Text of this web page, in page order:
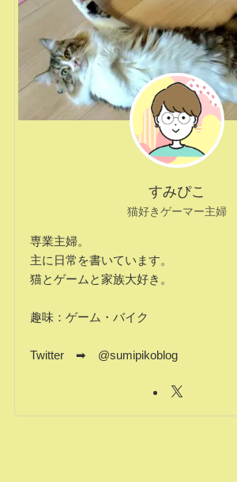
すみぴこ
猫好きゲーマー主婦
専業主婦。
主に日常を書いています。
猫とゲームと家族大好き。
趣味：ゲーム・バイク
Twitter ➡ @sumipikoblog